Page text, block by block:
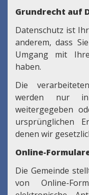
Grundrecht auf
Datenschutz ist
anderem, dass
Umgang mit
haben.
Die
werden nur
weitergegeben
ursprünglichen
denen wir
Online-
Die Gemeinde
von Online-